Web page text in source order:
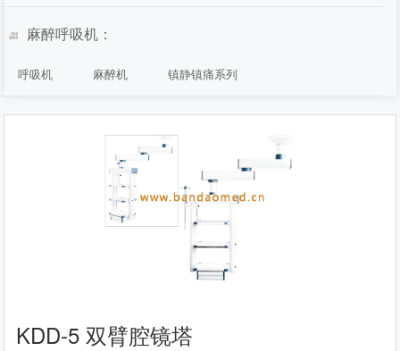
麻醉呼吸机：
呼吸机 麻醉机 镇静镇痛系列
KDD-5 双臂腔镜塔